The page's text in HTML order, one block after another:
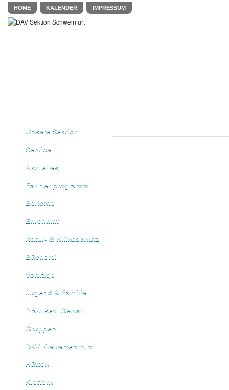
HOME KALENDER IMPRESSUM
Unsere Sektion
Service
Aktuelles
Fahrtenprogramm
Berichte
Ehrenamt
Natur- & Klimaschutz
Bücherei
Vorträge
Jugend & Familie
Präv. sex. Gewalt
Gruppen
DAV Kletterzentrum
Hütten
Klettern